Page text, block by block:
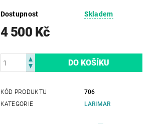
Dostupnost Skladem
4 500 Kč
KÓD PRODUKTU
706
KATEGORIE
LARIMAR